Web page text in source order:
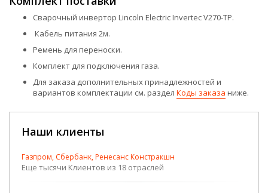
Сварочный инвертор Lincoln Electric Invertec V270-TP.
Кабель питания 2м.
Ремень для переноски.
Комплект для подключения газа.
Для заказа дополнительных принадлежностей и
вариантов комплектации см. раздел Коды заказа ниже.
Наши клиенты
Газпром, Сбербанк, Ренесанс Констракшн
Еще тысячи Клиентов из 18 отраслей